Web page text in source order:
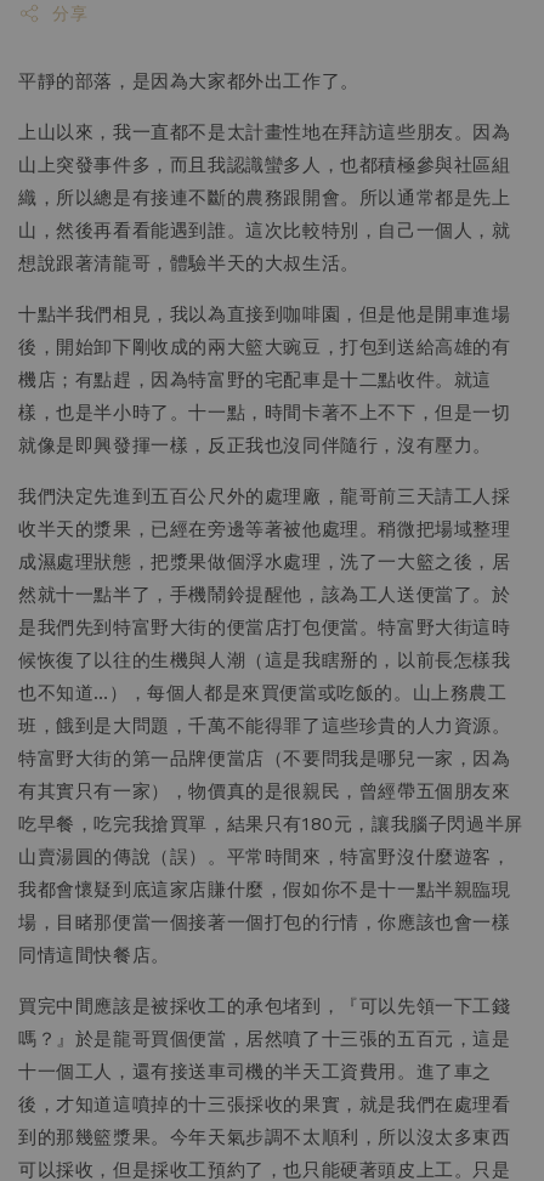
分享
平靜的部落，是因為大家都外出工作了。
上山以來，我一直都不是太計畫性地在拜訪這些朋友。因為
山上突發事件多，而且我認識蠻多人，也都積極參與社區組
織，所以總是有接連不斷的農務跟開會。所以通常都是先上
山，然後再看看能遇到誰。這次比較特別，自己一個人，就
想說跟著清龍哥，體驗半天的大叔生活。
十點半我們相見，我以為直接到咖啡園，但是他是開車進場
後，開始卸下剛收成的兩大籃大豌豆，打包到送給高雄的有
機店；有點趕，因為特富野的宅配車是十二點收件。就這
樣，也是半小時了。十一點，時間卡著不上不下，但是一切
就像是即興發揮一樣，反正我也沒同伴隨行，沒有壓力。
我們決定先進到五百公尺外的處理廠，龍哥前三天請工人採
收半天的漿果，已經在旁邊等著被他處理。稍微把場域整理
成濕處理狀態，把漿果做個浮水處理，洗了一大籃之後，居
然就十一點半了，手機鬧鈴提醒他，該為工人送便當了。於
是我們先到特富野大街的便當店打包便當。特富野大街這時
候恢復了以往的生機與人潮（這是我瞎掰的，以前長怎樣我
也不知道…），每個人都是來買便當或吃飯的。山上務農工
班，餓到是大問題，千萬不能得罪了這些珍貴的人力資源。
特富野大街的第一品牌便當店（不要問我是哪兒一家，因為
有其實只有一家），物價真的是很親民，曾經帶五個朋友來
吃早餐，吃完我搶買單，結果只有180元，讓我腦子閃過半屏
山賣湯圓的傳說（誤）。平常時間來，特富野沒什麼遊客，
我都會懷疑到底這家店賺什麼，假如你不是十一點半親臨現
場，目睹那便當一個接著一個打包的行情，你應該也會一樣
同情這間快餐店。
買完中間應該是被採收工的承包堵到，『可以先領一下工錢
嗎？』於是龍哥買個便當，居然噴了十三張的五百元，這是
十一個工人，還有接送車司機的半天工資費用。進了車之
後，才知道這噴掉的十三張採收的果實，就是我們在處理看
到的那幾籃漿果。今年天氣步調不太順利，所以沒太多東西
可以採收，但是採收工預約了，也只能硬著頭皮上工。只是